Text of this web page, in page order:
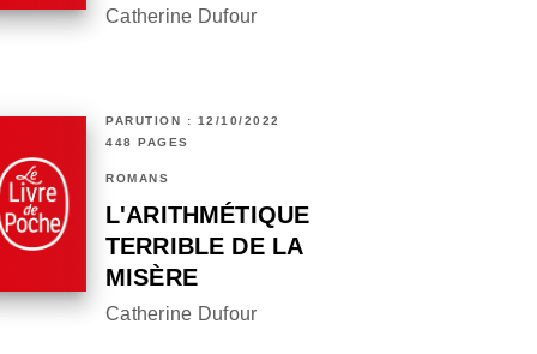
Catherine Dufour
PARUTION : 12/10/2022
448 PAGES
ROMANS
L'ARITHMÉTIQUE
TERRIBLE DE LA
MISÈRE
Catherine Dufour